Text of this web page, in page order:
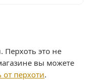
Перхоть это не
вы можете
перхоти.